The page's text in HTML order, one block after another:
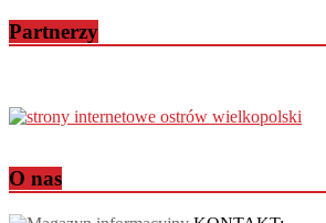
Partnerzy
O nas